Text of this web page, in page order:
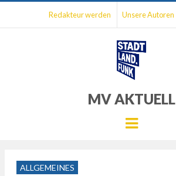
Redakteur werden Unsere Autoren
MV AKTUELL
Menu
ALLGEMEINES